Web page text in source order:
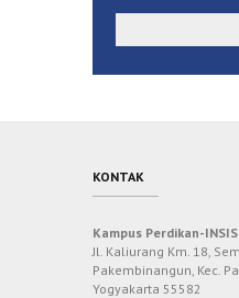
KONTAK
Kampus Perdikan-
Jl. Kaliurang Km. 18,
Pakembinangun, Kec.
Yogyakarta 55582